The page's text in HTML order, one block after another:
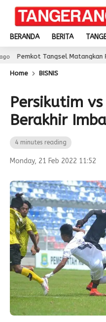
BERANDA BERITA
Matangkan Persiapan HUT
Home BISNIS
Persikutim
Berakhir
4 minutes reading
Monday, 21 Feb 2022 11:52